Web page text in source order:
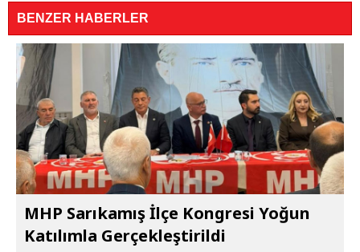
BENZER HABERLER
MHP Sarıkamış İlçe Kongresi Yoğun
Katılımla Gerçekleştirildi